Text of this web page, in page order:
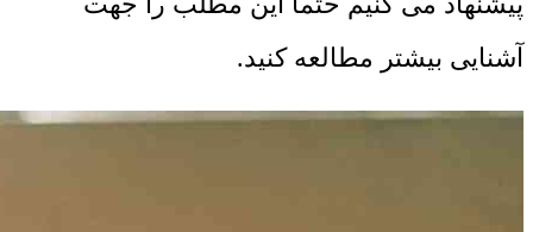
آشنایی بیشتر مطالعه کنید.